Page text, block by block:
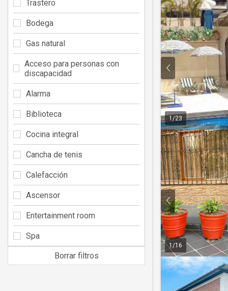
1/23
1 /16
Trastero
Bodega
Gas natural
Acceso para personas con
discapacidad
Alarma
Biblioteca
Cocina integral
Cancha de tenis
Calefacción
Ascensor
Entertainment room
Spa
Borrar filtros